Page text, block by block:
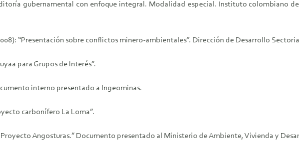
gubernamental con enfoque integral. Modalidad especial. Instituto colombiano
“Presentación sobre conflictos minero-ambientales”. Dirección de Desarrollo
para Grupos de Interés”.
interno presentado a Ingeominas.
carbonífero La Loma”.
Angosturas.” Documento presentado al Ministerio de Ambiente, Vivienda y